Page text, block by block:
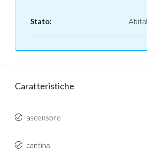
Stato:
Caratteristiche
ascensore
cantina